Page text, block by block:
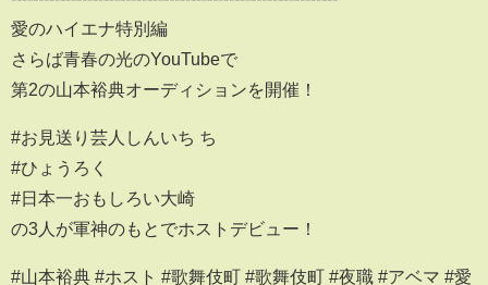
愛のハイエナ特別編
さらば青春の光のYouTubeで
第2の山本裕典オーディションを開催！
#お見送り芸人しんいち ち
#ひょうろく
#日本一おもしろい大崎
の3人が軍神のもとでホストデビュー！
#山本裕典 #ホスト #歌舞伎町 #歌舞伎町 #夜職 #アベマ #愛